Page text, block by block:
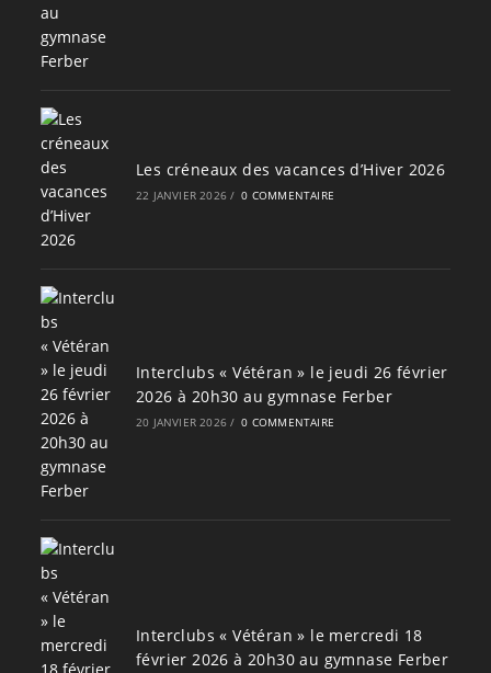
Les créneaux des vacances d’Hiver 2026
22 JANVIER 2026 / 0 COMMENTAIRE
Interclubs « Vétéran » le jeudi 26 février
2026 à 20h30 au gymnase Ferber
20 JANVIER 2026 / 0 COMMENTAIRE
Interclubs « Vétéran » le mercredi 18
février 2026 à 20h30 au gymnase Ferber